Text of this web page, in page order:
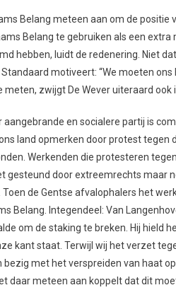
Belang meteen aan om de
Belang te gebruiken als een
hebben, luidt de redenering. Niet
motiveert: “We moeten
zwijgt De Wever uiteraard ook
en socialere partij is
land opmerken door protest
Werkenden die protesteren
gesteund door extreemrechts maar
de Gentse afvalophalers het
Belang. Integendeel: Van
om de staking te breken. Hij hield
kant staat. Terwijl wij het verzet
bezig met het verspreiden van haat
daar meteen aan koppelt dat dit